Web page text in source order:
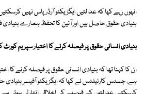
انہوں ںے کہا کہ عدالتیں ایگزیکٹو آرڈر پاس نہیں
بنیادی حقوق حاصل ہیں اور آئین کا تحفظ ہمارے
بنیادی انسانی حقوق پر فیصلہ کرنے کا اختیار سپریم
ان کا کہنا تھا کہ بنیادی انسانی حقوق پر فیصلہ کرنے کا
ہے، جسٹس کارنیلئس نے کہا کہ ایگزیکٹو آفیسر بنیادی